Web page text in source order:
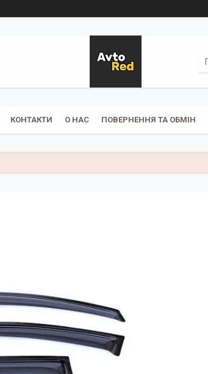
КОНТАКТИ О НАС ПОВЕРНЕННЯ ТА ОБМІН